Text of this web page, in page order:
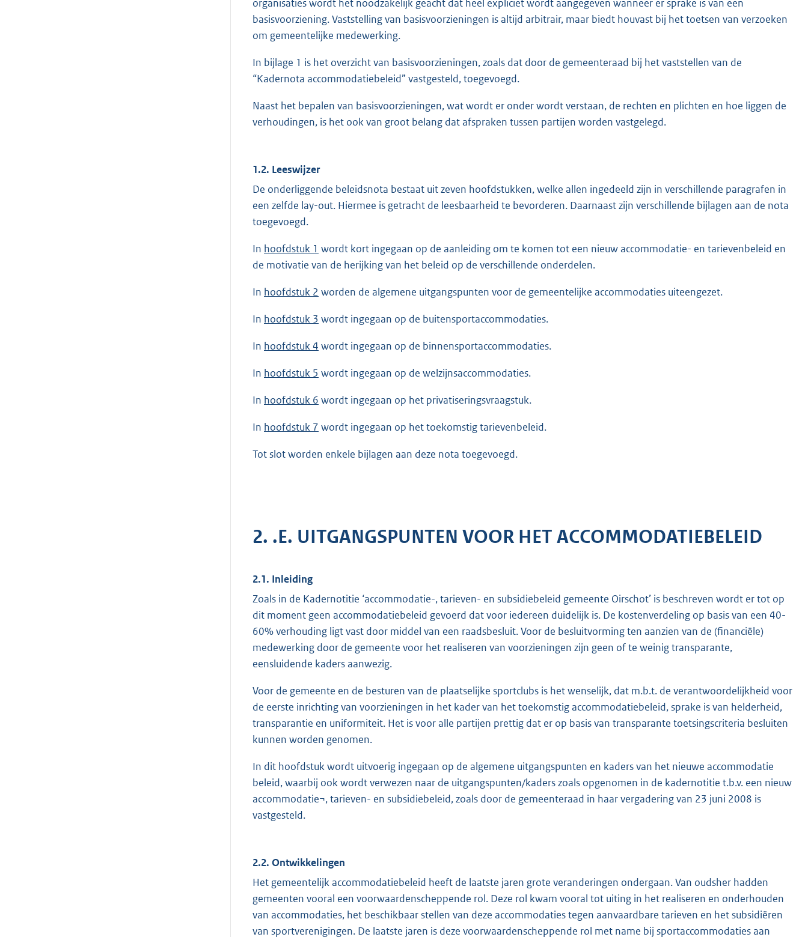
organisaties wordt het noodzakelijk geacht dat heel expliciet wordt aangegeven wanneer er sprake is van een
basisvoorziening. Vaststelling van basisvoorzieningen is altijd arbitrair, maar biedt houvast bij het toetsen van verzoeken
om gemeentelijke medewerking.
In bijlage 1 is het overzicht van basisvoorzieningen, zoals dat door de gemeenteraad bij het vaststellen van de
“Kadernota accommodatiebeleid” vastgesteld, toegevoegd.
Naast het bepalen van basisvoorzieningen, wat wordt er onder wordt verstaan, de rechten en plichten en hoe liggen de
verhoudingen, is het ook van groot belang dat afspraken tussen partijen worden vastgelegd.
1.2. Leeswijzer
De onderliggende beleidsnota bestaat uit zeven hoofdstukken, welke allen ingedeeld zijn in verschillende paragrafen in
een zelfde lay-out. Hiermee is getracht de leesbaarheid te bevorderen. Daarnaast zijn verschillende bijlagen aan de nota
toegevoegd.
In hoofdstuk 1 wordt kort ingegaan op de aanleiding om te komen tot een nieuw accommodatie- en tarievenbeleid en
de motivatie van de herijking van het beleid op de verschillende onderdelen.
In hoofdstuk 2 worden de algemene uitgangspunten voor de gemeentelijke accommodaties uiteengezet.
In hoofdstuk 3 wordt ingegaan op de buitensportaccommodaties.
In hoofdstuk 4 wordt ingegaan op de binnensportaccommodaties.
In hoofdstuk 5 wordt ingegaan op de welzijnsaccommodaties.
In hoofdstuk 6 wordt ingegaan op het privatiseringsvraagstuk.
In hoofdstuk 7 wordt ingegaan op het toekomstig tarievenbeleid.
Tot slot worden enkele bijlagen aan deze nota toegevoegd.
2. .E. UITGANGSPUNTEN VOOR HET ACCOMMODATIEBELEID
2.1. Inleiding
Zoals in de Kadernotitie ‘accommodatie-, tarieven- en subsidiebeleid gemeente Oirschot’ is beschreven wordt er tot op
dit moment geen accommodatiebeleid gevoerd dat voor iedereen duidelijk is. De kostenverdeling op basis van een 40-
60% verhouding ligt vast door middel van een raadsbesluit. Voor de besluitvorming ten aanzien van de (financiële)
medewerking door de gemeente voor het realiseren van voorzieningen zijn geen of te weinig transparante,
eensluidende kaders aanwezig.
Voor de gemeente en de besturen van de plaatselijke sportclubs is het wenselijk, dat m.b.t. de verantwoordelijkheid voor
de eerste inrichting van voorzieningen in het kader van het toekomstig accommodatiebeleid, sprake is van helderheid,
transparantie en uniformiteit. Het is voor alle partijen prettig dat er op basis van transparante toetsingscriteria besluiten
kunnen worden genomen.
In dit hoofdstuk wordt uitvoerig ingegaan op de algemene uitgangspunten en kaders van het nieuwe accommodatie
beleid, waarbij ook wordt verwezen naar de uitgangspunten/kaders zoals opgenomen in de kadernotitie t.b.v. een nieuw
accommodatie¬, tarieven- en subsidiebeleid, zoals door de gemeenteraad in haar vergadering van 23 juni 2008 is
vastgesteld.
2.2. Ontwikkelingen
Het gemeentelijk accommodatiebeleid heeft de laatste jaren grote veranderingen ondergaan. Van oudsher hadden
gemeenten vooral een voorwaardenscheppende rol. Deze rol kwam vooral tot uiting in het realiseren en onderhouden
van accommodaties, het beschikbaar stellen van deze accommodaties tegen aanvaardbare tarieven en het subsidiëren
van sportverenigingen. De laatste jaren is deze voorwaardenscheppende rol met name bij sportaccommodaties aan